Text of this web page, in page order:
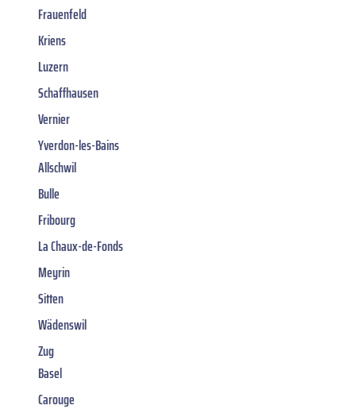
Frauenfeld
Kriens
Luzern
Schaffhausen
Vernier
Yverdon-les-Bains
Allschwil
Bulle
Fribourg
La Chaux-de-Fonds
Meyrin
Sitten
Wädenswil
Zug
Basel
Carouge